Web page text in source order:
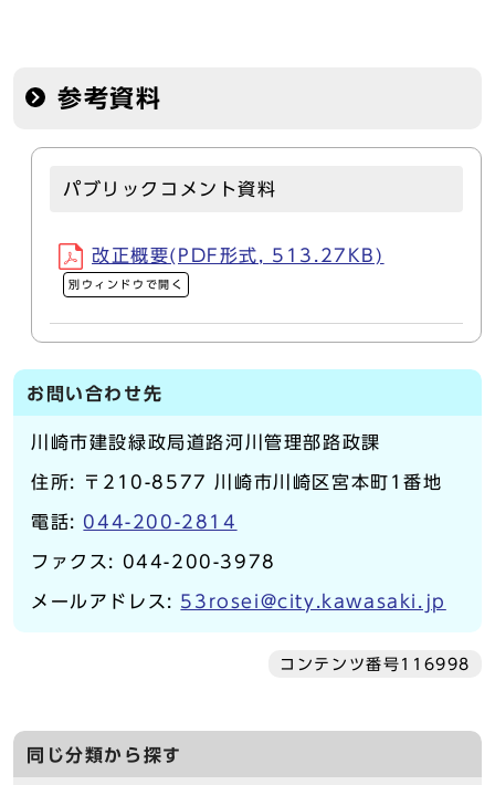
参考資料
パブリックコメント資料
改正概要(PDF形式, 513.27KB)
別ウィンドウで開く
お問い合わせ先
川崎市建設緑政局道路河川管理部路政課
住所: 〒210-8577 川崎市川崎区宮本町1番地
電話: 044-200-2814
ファクス: 044-200-3978
メールアドレス: 53rosei@city.kawasaki.jp
コンテンツ番号116998
同じ分類から探す